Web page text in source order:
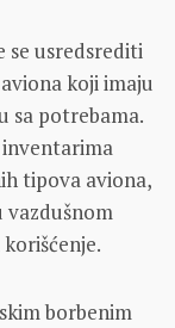
se usredsrediti
koji imaju
sa potrebama.
tipova aviona,
vazdušnom
borbenim